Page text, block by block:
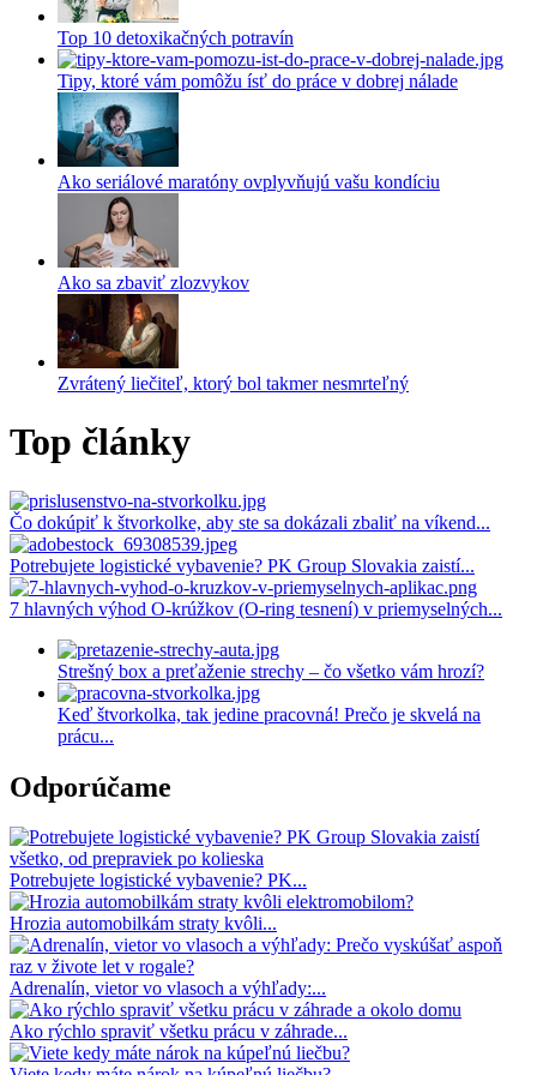
Top 10 detoxikačných potravín
Tipy, ktoré vám pomôžu ísť do práce v dobrej nálade
Ako seriálové maratóny ovplyvňujú vašu kondíciu
Ako sa zbaviť zlozvykov
Zvrátený liečiteľ, ktorý bol takmer nesmrteľný
Top články
Čo dokúpiť k štvorkolke, aby ste sa dokázali zbaliť na víkend...
Potrebujete logistické vybavenie? PK Group Slovakia zaistí...
7 hlavných výhod O-krúžkov (O-ring tesnení) v priemyselných...
Strešný box a preťaženie strechy – čo všetko vám hrozí?
Keď štvorkolka, tak jedine pracovná! Prečo je skvelá na
prácu...
Odporúčame
Potrebujete logistické vybavenie? PK...
Hrozia automobilkám straty kvôli...
Adrenalín, vietor vo vlasoch a výhľady:...
Ako rýchlo spraviť všetku prácu v záhrade...